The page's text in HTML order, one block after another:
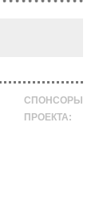
СПОНСОРЫ
ПРОЕКТА: